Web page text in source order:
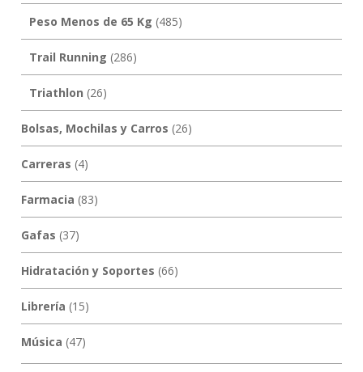
Peso Menos de 65 Kg (485)
Trail Running (286)
Triathlon (26)
Bolsas, Mochilas y Carros (26)
Carreras (4)
Farmacia (83)
Gafas (37)
Hidratación y Soportes (66)
Librería (15)
Música (47)